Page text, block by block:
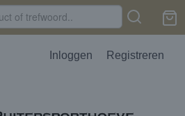
Inloggen Registreren